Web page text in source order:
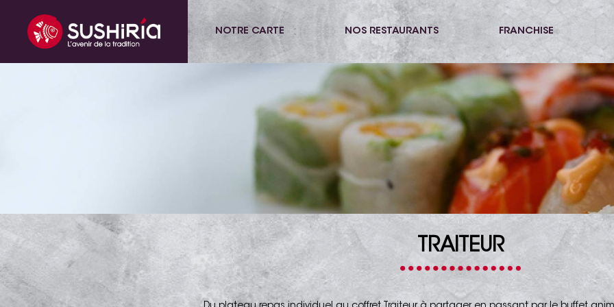
NOTRE CARTE NOS RESTAURANTS FRANCHISE
TRAITEUR